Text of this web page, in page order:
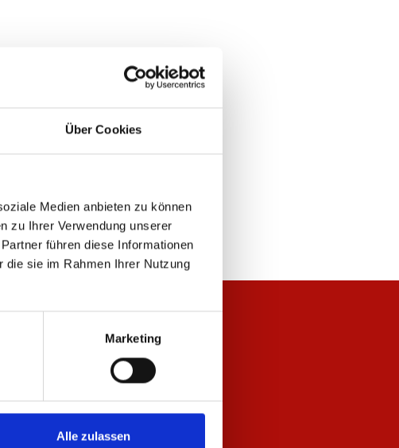
Über Cookies
Medien anbieten zu können
zu Ihrer Verwendung unserer
führen diese Informationen
die sie im Rahmen Ihrer Nutzung
Marketing
Alle zulassen